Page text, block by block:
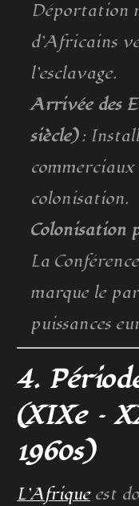
Déportation
d’Africains
l’esclavage.
Arrivée des
siècle):
colonisation.
Colonisation
La
marque le
puissances
4.
(XIXe –
1960s)
L’Afriqueest